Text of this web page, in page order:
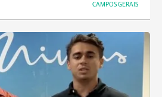
CAMPOS GERAIS